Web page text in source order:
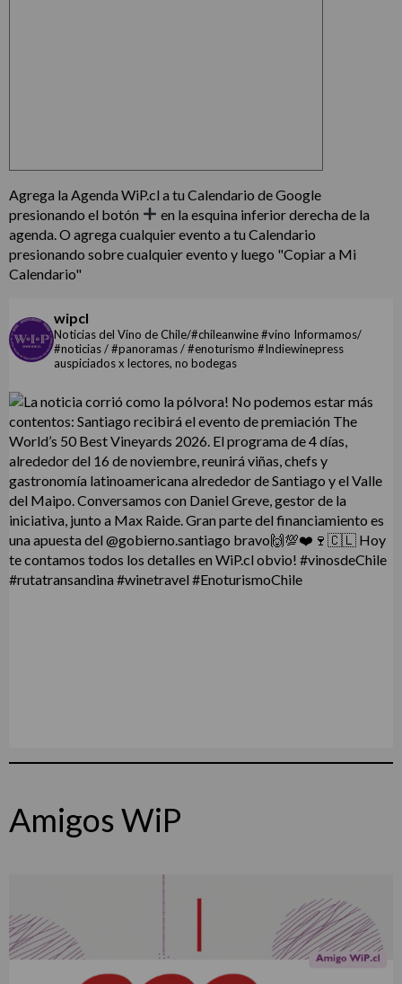
Agrega la Agenda WiP.cl a tu Calendario de Google
presionando el botón
en la esquina inferior derecha de la
agenda. O agrega cualquier evento a tu Calendario
presionando sobre cualquier evento y luego "Copiar a Mi
Calendario"
wipcl
Noticias del Vino de Chile/#chileanwine #vino Informamos/
#noticias / #panoramas / #enoturismo #Indiewinepress
auspiciados x lectores, no bodegas
Amigos WiP